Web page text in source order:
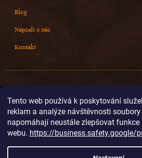
Tento web používá k poskytování
reklam a analýze návštěvnosti soubory
napomáhají neustále zlepšovat funkce
webu. https://business.safety.google/
Blog
Napsali o nás
Kontakt
info@cokoladovnajanek.cz
+420 778 716 678